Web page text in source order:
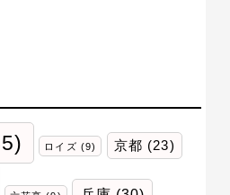
ロイズ (9) 京都 (23)